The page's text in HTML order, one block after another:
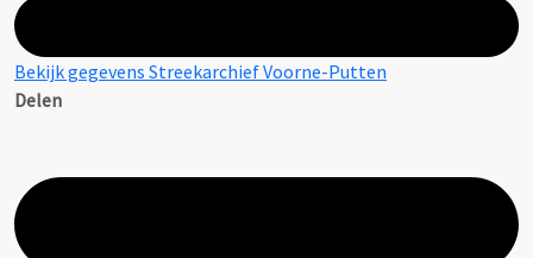
Bekijk gegevens Streekarchief Voorne-Putten
Delen